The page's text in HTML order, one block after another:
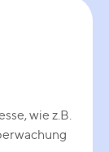
wie z.B.